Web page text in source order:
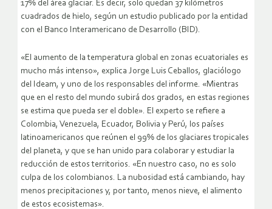
17% del área glaciar. Es decir, solo quedan 37 kilómetros
cuadrados de hielo, según un estudio publicado por la entidad
con el Banco Interamericano de Desarrollo (BID).
«El aumento de la temperatura global en zonas ecuatoriales es
mucho más intenso», explica Jorge Luis Ceballos, glaciólogo
del Ideam, y uno de los responsables del informe. «Mientras
que en el resto del mundo subirá dos grados, en estas regiones
se estima que pueda ser el doble». El experto se refiere a
Colombia, Venezuela, Ecuador, Bolivia y Perú, los países
latinoamericanos que reúnen el 99% de los glaciares tropicales
del planeta, y que se han unido para colaborar y estudiar la
reducción de estos territorios. «En nuestro caso, no es solo
culpa de los colombianos. La nubosidad está cambiando, hay
menos precipitaciones y, por tanto, menos nieve, el alimento
de estos ecosistemas».